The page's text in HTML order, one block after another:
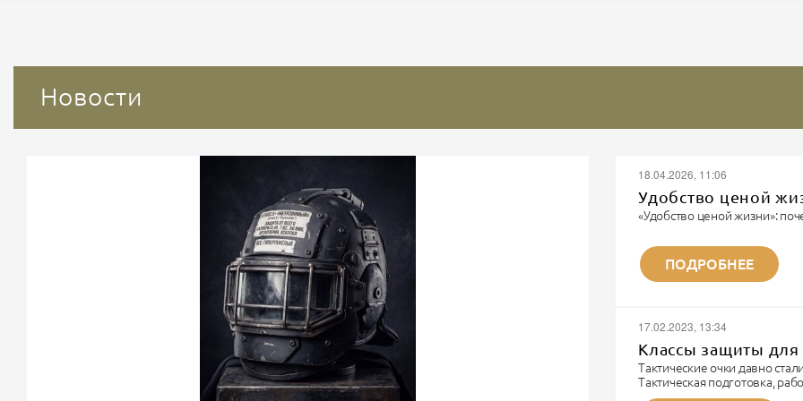
Новости
18.04.2026, 11:06
Удобство ценой
«Удобство ценой жизни»:
Записки военного
«Я видел многое. Но каждый
не забывается. Потому что
ПОДРОБНЕЕ
17.02.2023, 13:34
Классы защиты для
Тактические очки давно
Тактическая подготовка,
технике и непосредственно